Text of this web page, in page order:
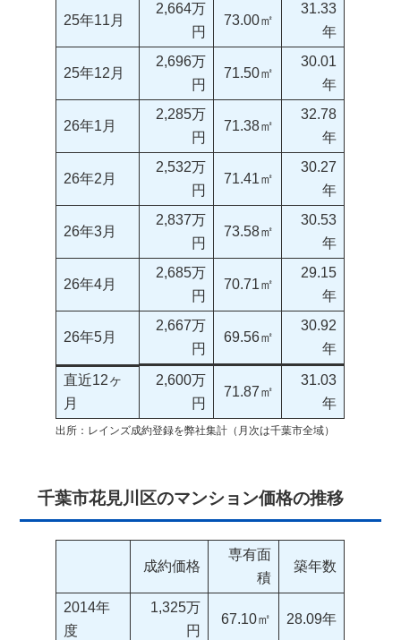
25年11月
2,664万
円
73.00㎡
31.33
年
25年12月
2,696万
円
71.50㎡
30.01
年
26年1月
2,285万
円
71.38㎡
32.78
年
26年2月
2,532万
円
71.41㎡
30.27
年
26年3月
2,837万
円
73.58㎡
30.53
年
26年4月
2,685万
円
70.71㎡
29.15
年
26年5月
2,667万
円
69.56㎡
30.92
年
直近12ヶ
月
2,600万
円
71.87㎡
31.03
年
出所：レインズ成約登録を弊社集計（月次は千葉市全域）
千葉市花見川区のマンション価格の推移
成約価格
専有面
積
築年数
2014年
度
1,325万
円
67.10㎡ 28.09年